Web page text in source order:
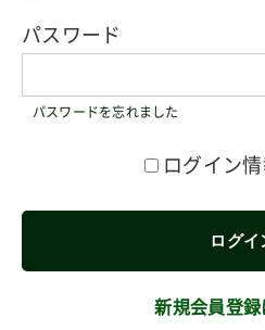
パスワード
パスワードを忘れました
ログイン
ログイ
新規会員登